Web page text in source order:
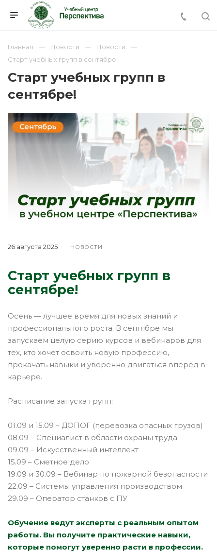
Главная Новости
Новости
Старт учебных групп в сентябре!
Старт учебных групп в
сентябре!
26 августа 2025 НОВОСТИ
Старт учебных групп в
сентябре!
Осень — лучшее время для новых знаний и
профессионального роста. В сентябре мы
запускаем целую серию курсов и вебинаров для
тех, кто хочет освоить новую профессию,
прокачать навыки и уверенно двигаться вперёд в
карьере.
Расписание запуска групп:
01.09 и 15.09 – ДОПОГ (перевозка опасных грузов)
08.09 – Специалист в области охраны труда
09.09 – Искусственный интеллект
15.09 – Сметное дело
19.09 и 30.09 – Вебинар по пожарной безопасности
22.09 – Системы управления производством
29.09 – Оператор станков с ПУ
Обучение ведут эксперты с реальным опытом
работы. Вы получите практические навыки,
которые помогут уверенно расти в профессии.